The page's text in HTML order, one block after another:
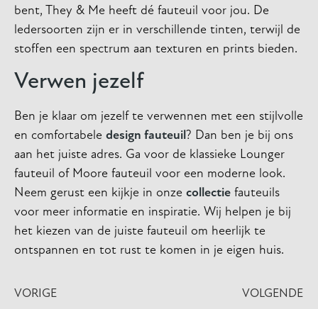
bent, They & Me heeft dé fauteuil voor jou. De
ledersoorten zijn er in verschillende tinten, terwijl de
stoffen een spectrum aan texturen en prints bieden.
Verwen jezelf
Ben je klaar om jezelf te verwennen met een stijlvolle
en comfortabele design fauteuil? Dan ben je bij ons
aan het juiste adres. Ga voor de klassieke Lounger
fauteuil of Moore fauteuil voor een moderne look.
Neem gerust een kijkje in onze collectie fauteuils
voor meer informatie en inspiratie. Wij helpen je bij
het kiezen van de juiste fauteuil om heerlijk te
ontspannen en tot rust te komen in je eigen huis.
VORIGE VOLGENDE